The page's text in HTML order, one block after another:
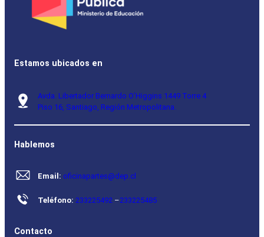
Estamos ubicados en
Avda. Libertador Bernardo O’Higgins 1449 Torre 4
Piso 16, Santiago, Región Metropolitana.
Hablemos
Email: oficinapartes@dep.cl
Teléfono: 233225492 –233225485
Contacto